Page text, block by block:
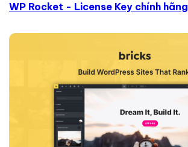
WP Rocket - License Key chính hãng